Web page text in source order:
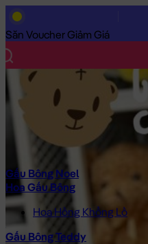
Săn Voucher Giảm Giá
Gấu Bông Noel
Hoa Gấu Bông
Hoa Hồng Khổng Lồ
Gấu Bông Teddy
Trang Chủ